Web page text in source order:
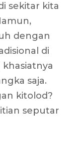
sekitar kita
dengan
di
saja.
kitolod?
seputar